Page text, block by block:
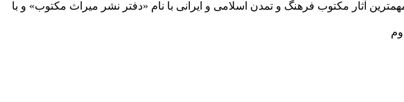
و انتشار مهمترین آثار مكتوب فرهنگ و تمدن اسلامی و ایرانی با نام «دفتر نشر میراث مكتوب» و با